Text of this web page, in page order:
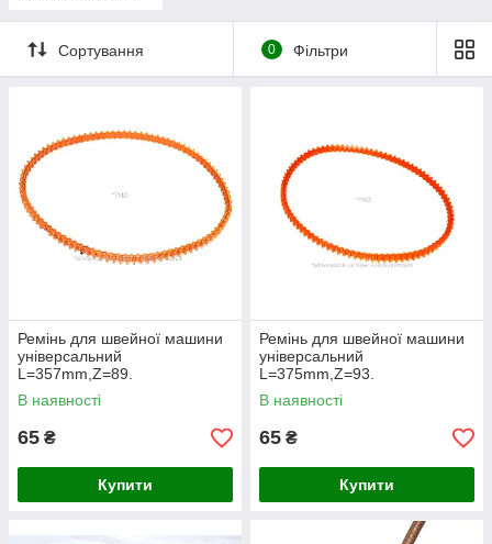
Сортування 0 Фільтри
Ремінь для швейної машини
універсальний
L=357mm,Z=89.
В наявності
65 ₴
Купити
Ремінь для швейної машини
універсальний
L=375mm,Z=93.
В наявності
65 ₴
Купити